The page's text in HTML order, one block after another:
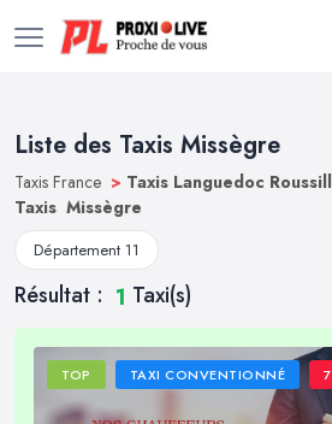
Liste des Taxis Missègre
Taxis France > Taxis Languedoc
Taxis Missègre
Département 11
Résultat : 1 Taxi(s)
TOP TAXI CONVENTIONNÉ